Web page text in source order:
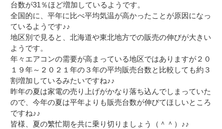
台数が31％ほど増加しているようです。
全国的に、平年に比べ平均気温が高かったことが原因になっ
ているようです♪♪
地区別で見ると、北海道や東北地方での販売の伸びが大きい
ようです。
年々エアコンの需要が高まっている地区ではありますが２０
１９年～２０２１年の３年の平均販売台数と比較しても約３
割増加しているみたいですね♪♪
昨年の夏は家電の売り上げがかなり落ち込んでしまっていた
ので、今年の夏は平年よりも販売台数が伸びてほしいところ
ですね♪♪
皆様、夏の繁忙期を共に乗り切りましょう（＾＾）♪♪